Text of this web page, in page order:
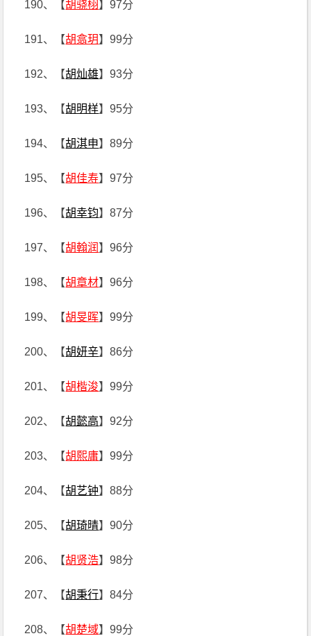
190、【胡骁栩】97分
191、【胡翕玥】99分
192、【胡灿雄】93分
193、【胡明样】95分
194、【胡淇申】89分
195、【胡佳寿】97分
196、【胡幸钧】87分
197、【胡翰润 】96分
198、【胡章材】96分
199、【胡旻晖】99分
200、【胡妍辛】86分
201、【胡楷浚】99分
202、【胡懿高】92分
203、【胡熙庸】99分
204、【胡艺钟】88分
205、【胡琦晴】90分
206、【胡贤浩】98分
207、【胡秉行】84分
208、【胡楚域】99分